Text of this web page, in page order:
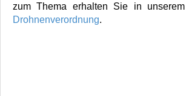
zum Thema erhalten Sie in
Drohnenverordnung.